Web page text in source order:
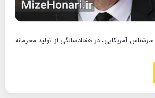
آمریکایی، در هفتادسالگی از تولید محرمانه